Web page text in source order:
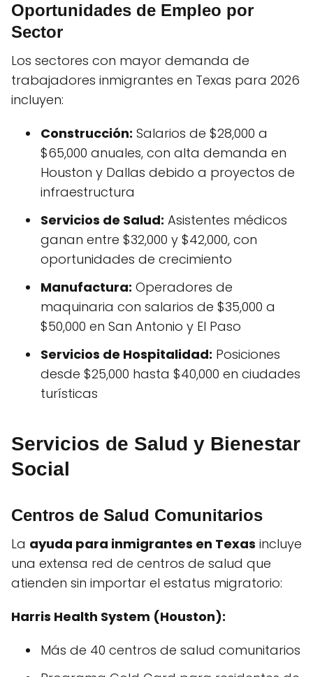
Oportunidades de Empleo por
Sector
Los sectores con mayor demanda de
trabajadores inmigrantes en Texas para 2026
incluyen:
Construcción: Salarios de $28,000 a
$65,000 anuales, con alta demanda en
Houston y Dallas debido a proyectos de
infraestructura
Servicios de Salud: Asistentes médicos
ganan entre $32,000 y $42,000, con
oportunidades de crecimiento
Manufactura: Operadores de
maquinaria con salarios de $35,000 a
$50,000 en San Antonio y El Paso
Servicios de Hospitalidad: Posiciones
desde $25,000 hasta $40,000 en ciudades
turísticas
Servicios de Salud y Bienestar
Social
Centros de Salud Comunitarios
La ayuda para inmigrantes en Texas incluye
una extensa red de centros de salud que
atienden sin importar el estatus migratorio:
Harris Health System (Houston):
Más de 40 centros de salud comunitarios